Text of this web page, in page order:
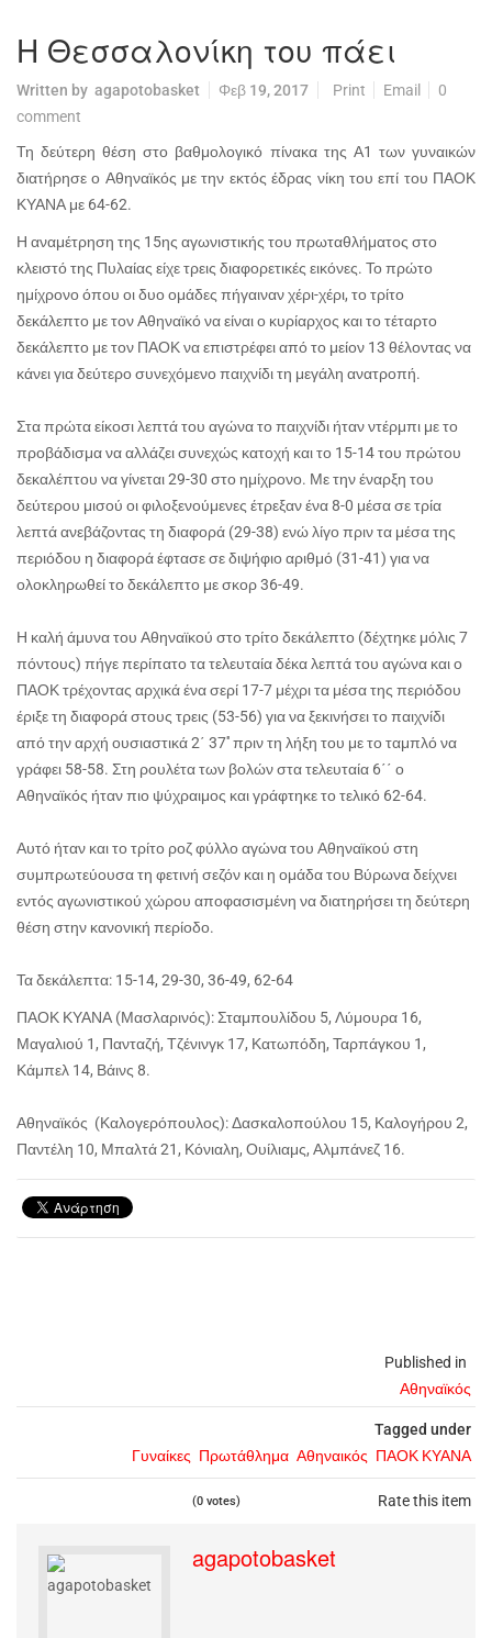
Η Θεσσαλονίκη του πάει
Written by agapotobasket Φεβ 19, 2017 Print Email
0
comment
Published in
Αθηναϊκός
Tagged under
Γυναίκες Πρωτάθλημα Αθηναικός ΠΑΟΚ ΚΥΑΝΑ
Rate this item
(0 votes)
Τη δεύτερη θέση στο βαθμολογικό πίνακα της Α1 των γυναικών
διατήρησε ο Αθηναϊκός με την εκτός έδρας νίκη του επί του ΠΑΟΚ
ΚΥΑΝΑ με 64-62.
Η αναμέτρηση της 15ης αγωνιστικής του πρωταθλήματος στο
κλειστό της Πυλαίας είχε τρεις διαφορετικές εικόνες. Το πρώτο
ημίχρονο όπου οι δυο ομάδες πήγαιναν χέρι-χέρι, το τρίτο
δεκάλεπτο με τον Αθηναϊκό να είναι ο κυρίαρχος και το τέταρτο
δεκάλεπτο με τον ΠΑΟΚ να επιστρέφει από το μείον 13 θέλοντας να
κάνει για δεύτερο συνεχόμενο παιχνίδι τη μεγάλη ανατροπή.
Στα πρώτα είκοσι λεπτά του αγώνα το παιχνίδι ήταν ντέρμπι με το
προβάδισμα να αλλάζει συνεχώς κατοχή και το 15-14 του πρώτου
δεκαλέπτου να γίνεται 29-30 στο ημίχρονο. Με την έναρξη του
δεύτερου μισού οι φιλοξενούμενες έτρεξαν ένα 8-0 μέσα σε τρία
λεπτά ανεβάζοντας τη διαφορά (29-38) ενώ λίγο πριν τα μέσα της
περιόδου η διαφορά έφτασε σε διψήφιο αριθμό (31-41) για να
ολοκληρωθεί το δεκάλεπτο με σκορ 36-49.
Η καλή άμυνα του Αθηναϊκού στο τρίτο δεκάλεπτο (δέχτηκε μόλις 7
πόντους) πήγε περίπατο τα τελευταία δέκα λεπτά του αγώνα και ο
ΠΑΟΚ τρέχοντας αρχικά ένα σερί 17-7 μέχρι τα μέσα της περιόδου
έριξε τη διαφορά στους τρεις (53-56) για να ξεκινήσει το παιχνίδι
από την αρχή ουσιαστικά 2΄ 37'' πριν τη λήξη του με το ταμπλό να
γράφει 58-58. Στη ρουλέτα των βολών στα τελευταία 6΄΄ ο
Αθηναϊκός ήταν πιο ψύχραιμος και γράφτηκε το τελικό 62-64.
Αυτό ήταν και το τρίτο ροζ φύλλο αγώνα του Αθηναϊκού στη
συμπρωτεύουσα τη φετινή σεζόν και η ομάδα του Βύρωνα δείχνει
εντός αγωνιστικού χώρου αποφασισμένη να διατηρήσει τη δεύτερη
θέση στην κανονική περίοδο.
Τα δεκάλεπτα: 15-14, 29-30, 36-49, 62-64
ΠΑΟΚ ΚΥΑΝΑ (Μασλαρινός): Σταμπουλίδου 5, Λύμουρα 16,
Μαγαλιού 1, Πανταζή, Τζένινγκ 17, Κατωπόδη, Ταρπάγκου 1,
Κάμπελ 14, Βάινς 8.
Αθηναϊκός (Καλογερόπουλος): Δασκαλοπούλου 15, Καλογήρου 2,
Παντέλη 10, Μπαλτά 21, Κόνιαλη, Ουίλιαμς, Αλμπάνεζ 16.
agapotobasket